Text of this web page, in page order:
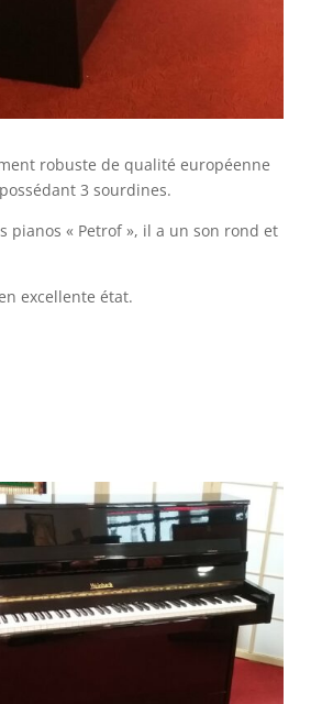
robuste de qualité européenne
3 sourdines.
pianos « Petrof », il a un son rond et
excellente état.